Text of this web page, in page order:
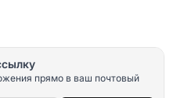
прямо в ваш почтовый